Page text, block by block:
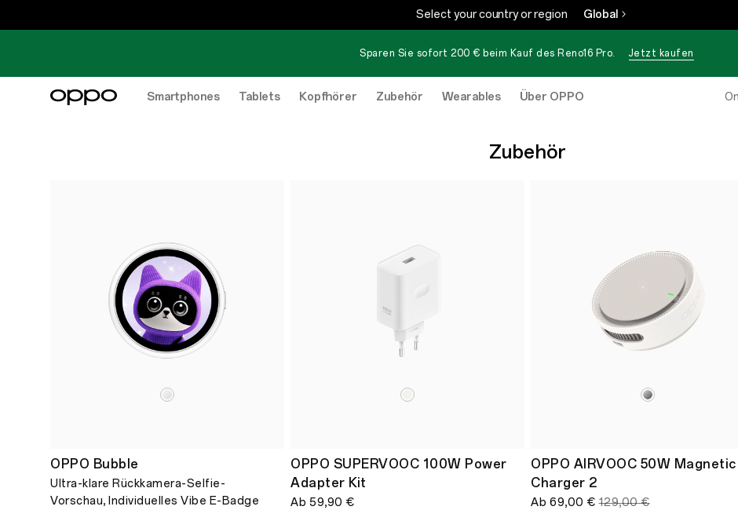
Select your country or region Global
Sparen Sie sofort 200 € beim Kauf des Reno16 Pro. Jetzt kaufen
Smartphones Tablets Kopfhörer Zubehör Wearables Über OPPO
Zubehör
OPPO Bubble
Ultra-klare Rückkamera-Selfie-
Vorschau, Individuelles Vibe E-Badge
OPPO SUPERVOOC 100W Power
Adapter Kit
Ab 59,90 €
OPPO AIRVOOC 50W Magnetic
Charger 2
Ab 69,00 € 129,00 €